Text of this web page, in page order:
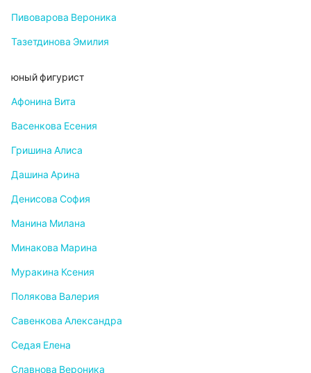
Пивоварова Вероника
Тазетдинова Эмилия
юный фигурист
Афонина Вита
Васенкова Есения
Гришина Алиса
Дашина Арина
Денисова София
Манина Милана
Минакова Марина
Муракина Ксения
Полякова Валерия
Савенкова Александра
Седая Елена
Славнова Вероника